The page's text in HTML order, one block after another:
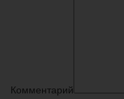
Комментарий